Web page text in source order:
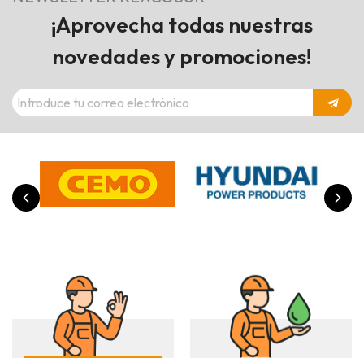
¡Aprovecha todas nuestras
novedades y promociones!